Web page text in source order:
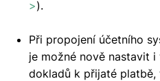
>).
Při propojení účetního
je možné nově nastavit
dokladů k přijaté